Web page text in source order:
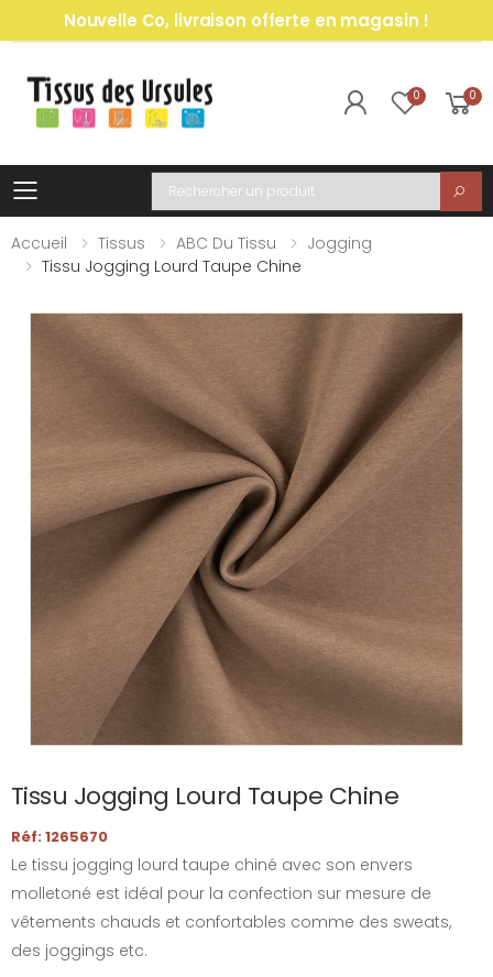
Nouvelle Co, livraison offerte en magasin !
0 0
Toggle mobile menu
Recherche
Accueil
Tissus ABC Du Tissu
Jogging
Tissu Jogging Lourd Taupe Chine
Tissu Jogging Lourd Taupe Chine
Réf: 1265670
Le tissu jogging lourd taupe chiné avec son envers
molletoné est idéal pour la confection sur mesure de
vêtements chauds et confortables comme des sweats,
des joggings etc.